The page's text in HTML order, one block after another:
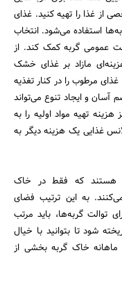
از غذا را تهیه کنید. غذای
استفاده می‌شود. انتخاب
عمومی گربه کمک کند. از
مازاد بر غذای خشک
مرطوب را در کنار تغذیه
و ایجاد تنوع می‌تواند
تهیه مواد اولیه را به
غذایی یک هزینه دیگر به
هستند که فقط در خاک
به این ترتیب فضای
توالت گربه‌ها، باید مرتب
شود تا بتوانید با خیال
ماهانه خاک گربه بخشی از